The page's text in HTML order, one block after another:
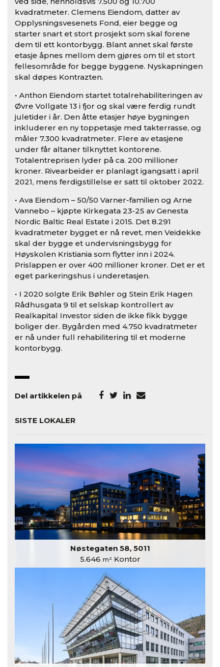
kvadratmeter. Clemens Eiendom, datter av
Opplysningsvesenets Fond, eier begge og
starter snart et stort prosjekt som skal forene
dem til ett kontorbygg. Blant annet skal første
etasje åpnes mellom dem gjøres om til et stort
fellesområde for begge byggene. Nyskapningen
skal døpes Kontrazten.
• Anthon Eiendom startet totalrehabiliteringen av
Øvre Vollgate 13 i fjor og skal være ferdig rundt
juletider i år. Den åtte etasjer høye bygningen
inkluderer en ny toppetasje med takterrasse, og
måler 7.300 kvadratmeter. Flere av etasjene
under får altaner tilknyttet kontorene.
Totalentreprisen lyder på ca. 200 millioner
kroner. Rivearbeider er planlagt igangsatt i april
2021, mens ferdigstillelse er satt til oktober 2022.
• Ava Eiendom – 50/50 Varner-familien og Arne
Vannebo – kjøpte Kirkegata 23-25 av Genesta
Nordic Baltic Real Estate i 2015. Det 8.291
kvadratmeter bygget er nå revet, men Veidekke
skal der bygge et undervisningsbygg for
Høyskolen Kristiania som flytter inn i 2024.
Prislappen er over 400 millioner kroner. Det er et
eget parkeringshus i underetasjen.
• I 2020 solgte Erik Bøhler og Stein Erik Hagen
Rådhusgata 9 til et selskap kontrollert av
Realkapital Investor siden de ikke fikk bygge
boliger der. Bygården med 4.750 kvadratmeter
er nå under full rehabilitering til et moderne
kontorbygg.
Del artikkelen på
SISTE LOKALER
Nøstegaten 58, 5011
5.646 m²Kontor